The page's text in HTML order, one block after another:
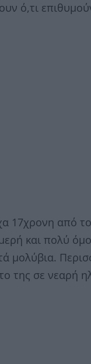
ό,τι
17χρονη από
και πολύ
μολύβια.
της σε νεαρή